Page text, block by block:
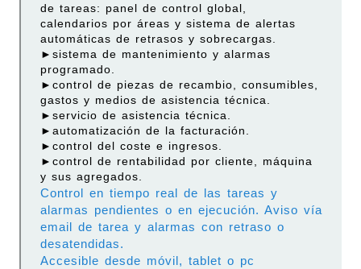
de tareas: panel de control global,
calendarios por áreas y sistema de alertas
automáticas de retrasos y sobrecargas.
►sistema de mantenimiento y alarmas
programado.
►control de piezas de recambio, consumibles,
gastos y medios de asistencia técnica.
►servicio de asistencia técnica.
►automatización de la facturación.
►control del coste e ingresos.
►control de rentabilidad por cliente, máquina
y sus agregados.
Control en tiempo real de las tareas y
alarmas pendientes o en ejecución. Aviso vía
email de tarea y alarmas con retraso o
desatendidas.
Accesible desde móvil, tablet o pc